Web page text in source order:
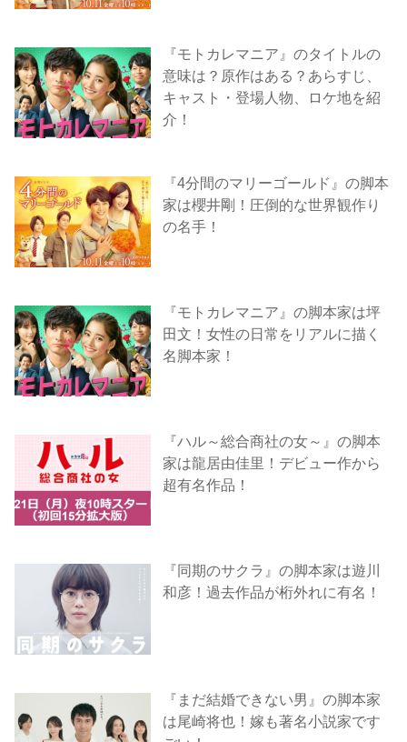
『モトカレマニア』のタイトルの
意味は？原作はある？あらすじ、
キャスト・登場人物、ロケ地を紹
介！
『4分間のマリーゴールド』の脚本
家は櫻井剛！圧倒的な世界観作り
の名手！
『モトカレマニア』の脚本家は坪
田文！女性の日常をリアルに描く
名脚本家！
『ハル～総合商社の女～』の脚本
家は龍居由佳里！デビュー作から
超有名作品！
『同期のサクラ』の脚本家は遊川
和彦！過去作品が桁外れに有名！
『まだ結婚できない男』の脚本家
は尾崎将也！嫁も著名小説家です